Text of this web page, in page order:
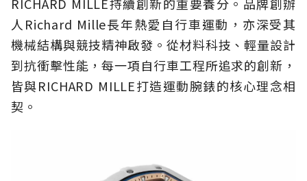
人Richard Mille長年熱愛自行車運動，亦深受其
機械結構與競技精神啟發。從材料科技、輕量設計
到抗衝擊性能，每一項自行車工程所追求的創新，
皆與RICHARD MILLE打造運動腕錶的核心理念相
契。